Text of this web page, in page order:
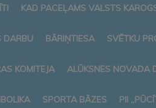
KAD PACEĻAMS VALSTS
DARBU BĀRIŅTIESA SVĒTKU
KOMITEJA ALŪKSNES NOVADA
SPORTA BĀZES PII